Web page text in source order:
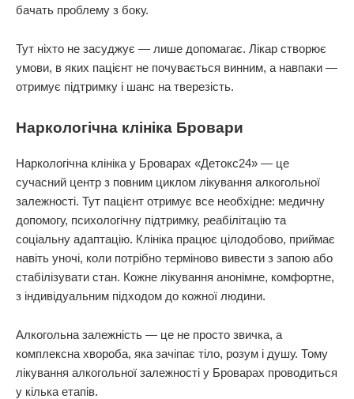
бачать проблему з боку.
Тут ніхто не засуджує — лише допомагає. Лікар створює
умови, в яких пацієнт не почувається винним, а навпаки —
отримує підтримку і шанс на тверезість.
Наркологічна клініка Бровари
Наркологічна клініка у Броварах «Детокс24» — це
сучасний центр з повним циклом лікування алкогольної
залежності. Тут пацієнт отримує все необхідне: медичну
допомогу, психологічну підтримку, реабілітацію та
соціальну адаптацію. Клініка працює цілодобово, приймає
навіть уночі, коли потрібно терміново вивести з запою або
стабілізувати стан. Кожне лікування анонімне, комфортне,
з індивідуальним підходом до кожної людини.
Алкогольна залежність — це не просто звичка, а
комплексна хвороба, яка зачіпає тіло, розум і душу. Тому
лікування алкогольної залежності у Броварах проводиться
у кілька етапів.